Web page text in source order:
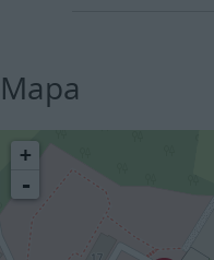
Mapa
+
-